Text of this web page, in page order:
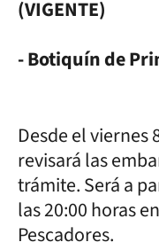
(VIGENTE)
- Botiquín de
Desde el viernes
revisará las
trámite. Será a
las 20:00 horas
Pescadores.